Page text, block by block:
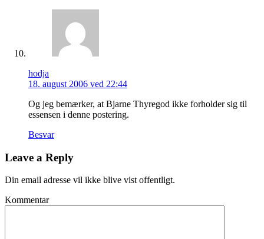
hodja
18. august 2006 ved 22:44
Og jeg bemærker, at Bjarne Thyregod ikke forholder sig til
essensen i denne postering.
Besvar
Leave a Reply
Din email adresse vil ikke blive vist offentligt.
Kommentar